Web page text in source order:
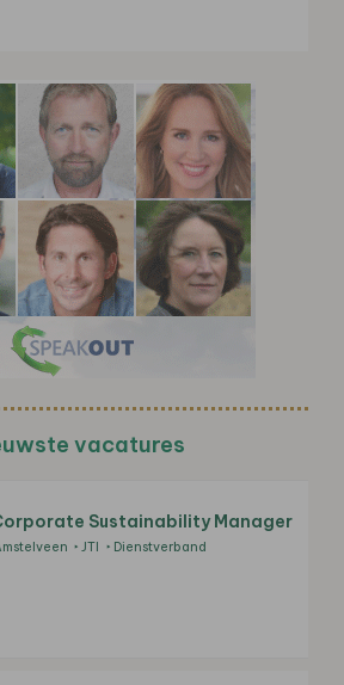
vacatures
Sustainability Manager
JTI Dienstverband